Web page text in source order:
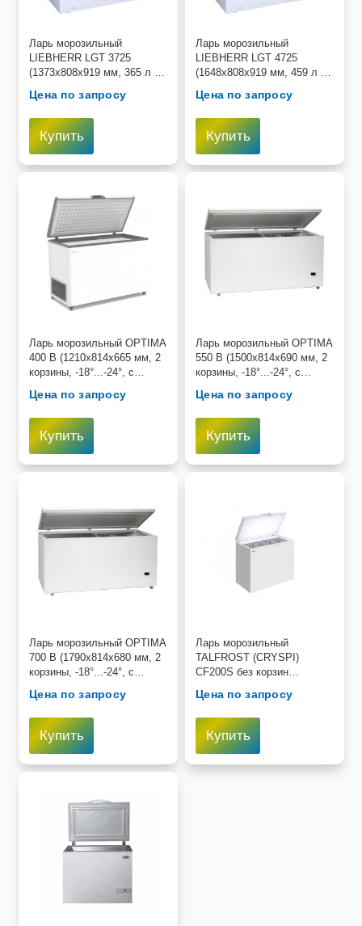
Ларь морозильный
LIEBHERR LGT 3725
(1373х808х919 мм, 365 л ,
Цена по запросу
Купить
Ларь морозильный
LIEBHERR LGT 4725
(1648х808х919 мм, 459 л ,
Цена по запросу
Купить
Ларь морозильный OPTIMA
400 B (1210х814х665 мм, 2
корзины, -18°...-24°, с
Цена по запросу
Купить
Ларь морозильный OPTIMA
550 B (1500х814х690 мм, 2
корзины, -18°...-24°, с
Цена по запросу
Купить
Ларь морозильный OPTIMA
700 B (1790х814х680 мм, 2
корзины, -18°...-24°, с
Цена по запросу
Купить
Ларь морозильный
TALFROST (CRYSPI)
CF200S без корзин
Цена по запросу
Купить